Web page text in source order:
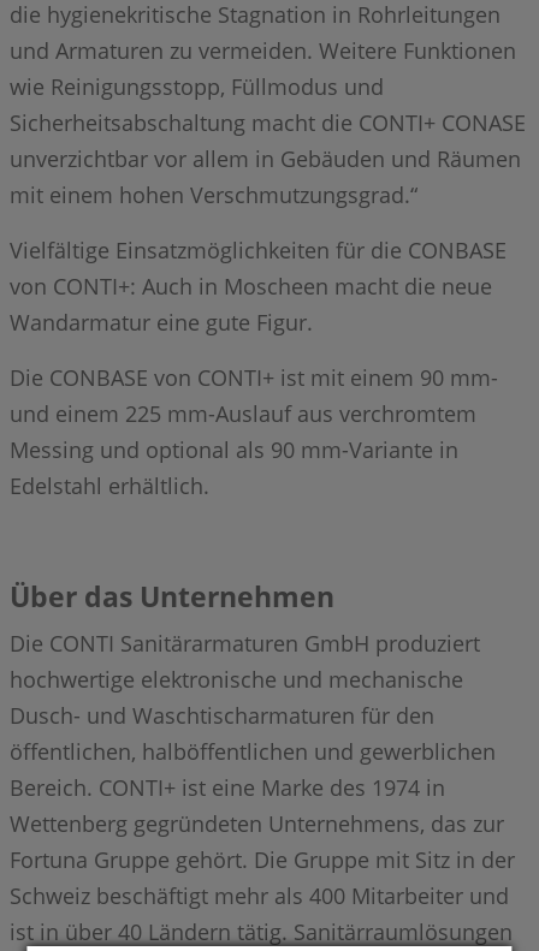
die hygienekritische Stagnation in Rohrleitungen
und Armaturen zu vermeiden. Weitere Funktionen
wie Reinigungsstopp, Füllmodus und
Sicherheitsabschaltung macht die CONTI+ CONASE
unverzichtbar vor allem in Gebäuden und Räumen
mit einem hohen Verschmutzungsgrad.“
Vielfältige Einsatzmöglichkeiten für die CONBASE
von CONTI+: Auch in Moscheen macht die neue
Wandarmatur eine gute Figur.
Die CONBASE von CONTI+ ist mit einem 90 mm-
und einem 225 mm-Auslauf aus verchromtem
Messing und optional als 90 mm-Variante in
Edelstahl erhältlich.
Über das Unternehmen
Die CONTI Sanitärarmaturen GmbH produziert
hochwertige elektronische und mechanische
Dusch- und Waschtischarmaturen für den
öffentlichen, halböffentlichen und gewerblichen
Bereich. CONTI+ ist eine Marke des 1974 in
Wettenberg gegründeten Unternehmens, das zur
Fortuna Gruppe gehört. Die Gruppe mit Sitz in der
Schweiz beschäftigt mehr als 400 Mitarbeiter und
ist in über 40 Ländern tätig. Sanitärraumlösungen